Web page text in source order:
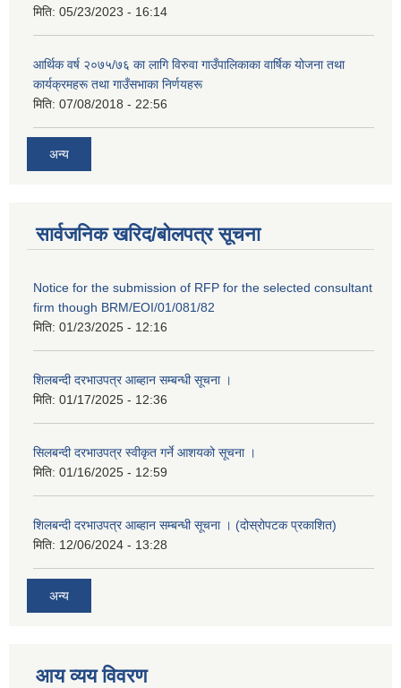
मिति: 05/23/2023 - 16:14
आर्थिक वर्ष २०७५/७६ का लागि विरुवा गाउँपालिकाका वार्षिक योजना तथा
कार्यक्रमहरू तथा गाउँसभाका निर्णयहरू
मिति: 07/08/2018 - 22:56
अन्य
सार्वजनिक खरिद/बोलपत्र सूचना
Notice for the submission of RFP for the selected consultant
firm though BRM/EOI/01/081/82
मिति: 01/23/2025 - 12:16
शिलबन्दी दरभाउपत्र आब्हान सम्बन्धी सूचना ।
मिति: 01/17/2025 - 12:36
सिलबन्दी दरभाउपत्र स्वीकृत गर्ने आशयको सूचना ।
मिति: 01/16/2025 - 12:59
शिलबन्दी दरभाउपत्र आब्हान सम्बन्धी सूचना । (दोस्रोपटक प्रकाशित)
मिति: 12/06/2024 - 13:28
अन्य
आय व्यय विवरण